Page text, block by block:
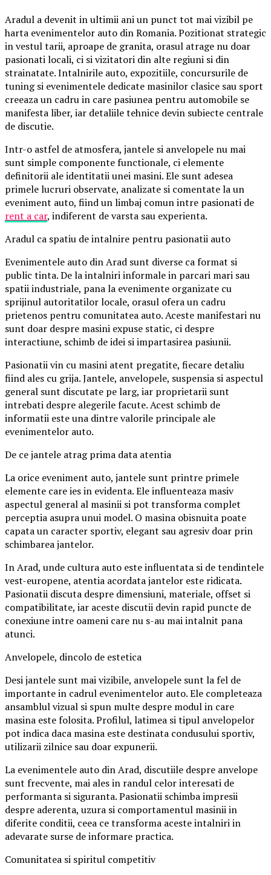
Aradul a devenit in ultimii ani un punct tot mai vizibil pe
harta evenimentelor auto din Romania. Pozitionat strategic
in vestul tarii, aproape de granita, orasul atrage nu doar
pasionati locali, ci si vizitatori din alte regiuni si din
strainatate. Intalnirile auto, expozitiile, concursurile de
tuning si evenimentele dedicate masinilor clasice sau sport
creeaza un cadru in care pasiunea pentru automobile se
manifesta liber, iar detaliile tehnice devin subiecte centrale
de discutie.
Intr-o astfel de atmosfera, jantele si anvelopele nu mai
sunt simple componente functionale, ci elemente
definitorii ale identitatii unei masini. Ele sunt adesea
primele lucruri observate, analizate si comentate la un
eveniment auto, fiind un limbaj comun intre pasionati de
rent a car, indiferent de varsta sau experienta.
Aradul ca spatiu de intalnire pentru pasionatii auto
Evenimentele auto din Arad sunt diverse ca format si
public tinta. De la intalniri informale in parcari mari sau
spatii industriale, pana la evenimente organizate cu
sprijinul autoritatilor locale, orasul ofera un cadru
prietenos pentru comunitatea auto. Aceste manifestari nu
sunt doar despre masini expuse static, ci despre
interactiune, schimb de idei si impartasirea pasiunii.
Pasionatii vin cu masini atent pregatite, fiecare detaliu
fiind ales cu grija. Jantele, anvelopele, suspensia si aspectul
general sunt discutate pe larg, iar proprietarii sunt
intrebati despre alegerile facute. Acest schimb de
informatii este una dintre valorile principale ale
evenimentelor auto.
De ce jantele atrag prima data atentia
La orice eveniment auto, jantele sunt printre primele
elemente care ies in evidenta. Ele influenteaza masiv
aspectul general al masinii si pot transforma complet
perceptia asupra unui model. O masina obisnuita poate
capata un caracter sportiv, elegant sau agresiv doar prin
schimbarea jantelor.
In Arad, unde cultura auto este influentata si de tendintele
vest-europene, atentia acordata jantelor este ridicata.
Pasionatii discuta despre dimensiuni, materiale, offset si
compatibilitate, iar aceste discutii devin rapid puncte de
conexiune intre oameni care nu s-au mai intalnit pana
atunci.
Anvelopele, dincolo de estetica
Desi jantele sunt mai vizibile, anvelopele sunt la fel de
importante in cadrul evenimentelor auto. Ele completeaza
ansamblul vizual si spun multe despre modul in care
masina este folosita. Profilul, latimea si tipul anvelopelor
pot indica daca masina este destinata condusului sportiv,
utilizarii zilnice sau doar expunerii.
La evenimentele auto din Arad, discutiile despre anvelope
sunt frecvente, mai ales in randul celor interesati de
performanta si siguranta. Pasionatii schimba impresii
despre aderenta, uzura si comportamentul masinii in
diferite conditii, ceea ce transforma aceste intalniri in
adevarate surse de informare practica.
Comunitatea si spiritul competitiv